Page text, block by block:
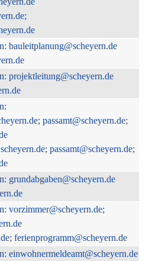
passamt@scheyern.de;
ferienprogramm@scheyern.de